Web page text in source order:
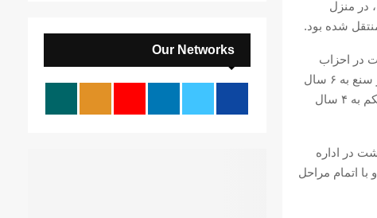
۱۳۹۷ جهت تحمل دوران محکومیت ۴ ساله، در منزل
شده بود.
عضویت در احزاب
کوردستانی اپوزسیون حکومت ایران توسط شعبه اول دادگاه انقلاب ایران در شهر سنع به ۶ سال
حبس تعزیری محکوم شده بود که این حکم نهایتاً در دادگاه تجدید نظر استان این حکم به ۴ سال
امنیتی دستگیر و پس از ۷۰ روز بازداشت در اداره
اتمام مراحل
:
A
R
Our Networks